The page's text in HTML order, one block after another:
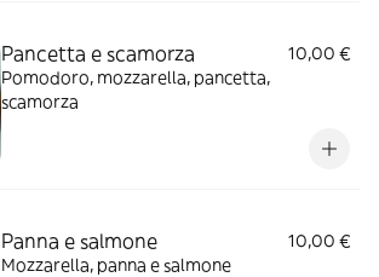
Pancetta e scamorza
10,00 €
Pomodoro, mozzarella, pancetta,
scamorza
Panna e salmone
10,00 €
Mozzarella, panna e salmone